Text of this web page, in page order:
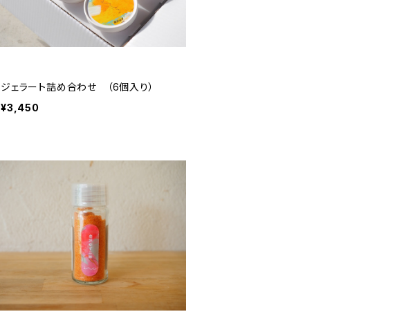
ジェラート詰め合わせ （6個入り）
¥3,450